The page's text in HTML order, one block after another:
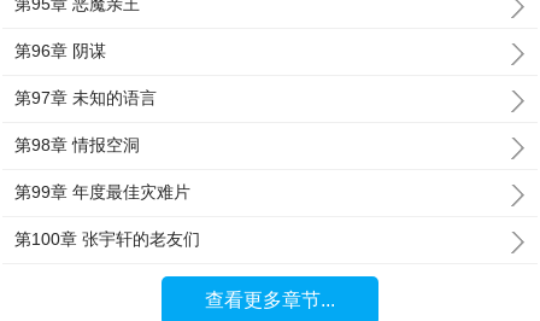
第96章 阴谋
第97章 未知的语言
第98章 情报空洞
第99章 年度最佳灾难片
第100章 张宇轩的老友们
查看更多章节...